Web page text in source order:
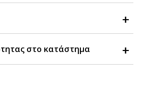
στο κατάστημα